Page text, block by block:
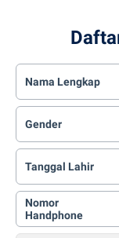
Nama Lengkap
Gender
Tanggal Lahir
Nomor
Handphone